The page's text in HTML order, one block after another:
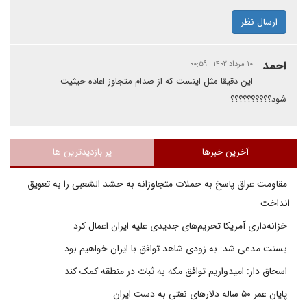
ارسال نظر
احمد ۱۰ مرداد ۱۴۰۲ | ۰۰:۵۹
این دقیقا مثل اینست که از صدام متجاوز اعاده حیثیت
شود؟؟؟؟؟؟؟؟؟؟
آخرین خبرها پر بازدیدترین ها
مقاومت عراق پاسخ به حملات متجاوزانه به حشد الشعبی را به تعویق
انداخت
خزانه‌داری آمریکا تحریم‌های جدیدی علیه ایران اعمال کرد
بسنت مدعی شد: به زودی شاهد توافق با ایران خواهیم بود
اسحاق دار: امیدواریم توافق مکه به ثبات در منطقه کمک کند
پایان عمر ۵۰ ساله دلارهای نفتی به دست ایران